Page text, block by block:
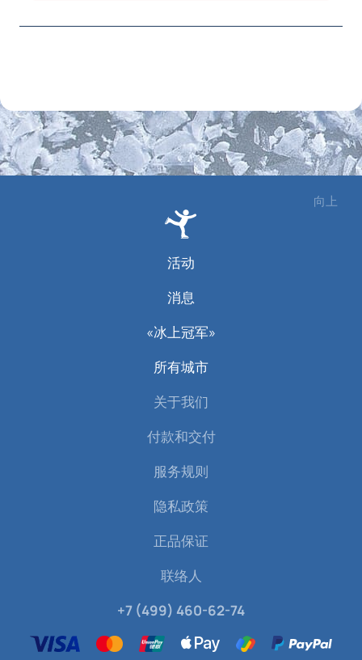
向上
活动
消息
«冰上冠军»
所有城市
关于我们
付款和交付
服务规则
隐私政策
正品保证
联络人
+7 (499) 460-62-74